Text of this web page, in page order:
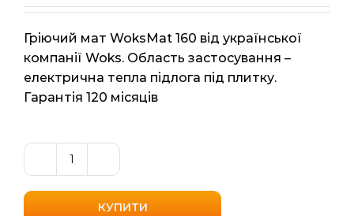
Гріючий мат WoksMat 160 від української
компанії Woks. Область застосування –
електрична тепла підлога під плитку.
Гарантія 120 місяців
Нагрівальний
мат
WoksMat
КУПИТИ